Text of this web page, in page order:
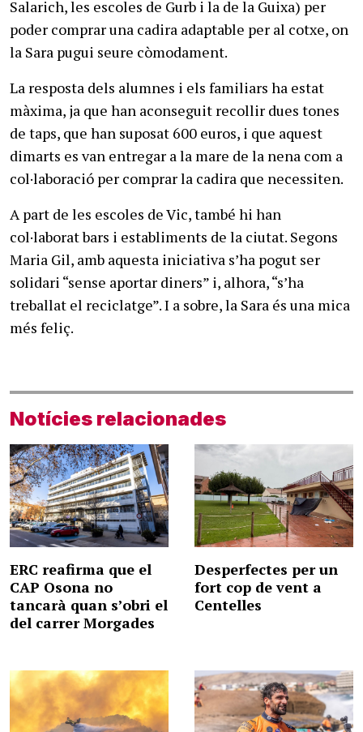
Salarich, les escoles de Gurb i la de la Guixa) per
poder comprar una cadira adaptable per al cotxe, on
la Sara pugui seure còmodament.
La resposta dels alumnes i els familiars ha estat
màxima, ja que han aconseguit recollir dues tones
de taps, que han suposat 600 euros, i que aquest
dimarts es van entregar a la mare de la nena com a
col·laboració per comprar la cadira que necessiten.
A part de les escoles de Vic, també hi han col·laborat bars i establiments de la ciutat. Segons Maria Gil, amb aquesta iniciativa s’ha pogut ser solidari “sense aportar diners” i, alhora, “s’ha treballat el reciclatge”. I a sobre, la Sara és una mica més feliç.
Notícies relacionades
ERC reafirma que el
CAP Osona no
tancarà quan s’obri el
del carrer Morgades
Desperfectes per un
fort cop de vent a
Centelles